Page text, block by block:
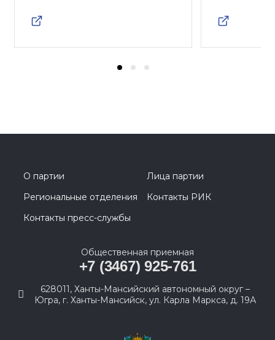
О партии
Лица партии
Региональные отделения
Контакты РИК
Контакты пресс-службы
Общественная приемная
+7 (3467) 925-761
628011, Ханты-Мансийский автономный округ –
Югра, г. Ханты-Мансийск, ул. Карла Маркса, д. 19А